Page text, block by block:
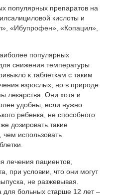
популярных препаратов на
кислоты и
«Ибупрофен», «Копацил»,
популярных
снижения температуры
к таблеткам с таким
взрослых, но в природе
лекарства. Они хотя и
удобны, если нужно
ребенка, не способного
дозировать такие
чем использовать
лечения пациентов,
при условии, что они могут
не разжевывая.
для больных старше 12 лет –